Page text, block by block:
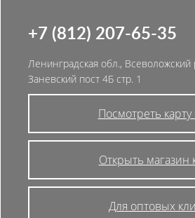
+7 (812) 207-65-35
Ленинградская обл., Всеволожский
Заневский пост 4Б стр. 1
Посмотреть
Открыть магазин
Для оптовых